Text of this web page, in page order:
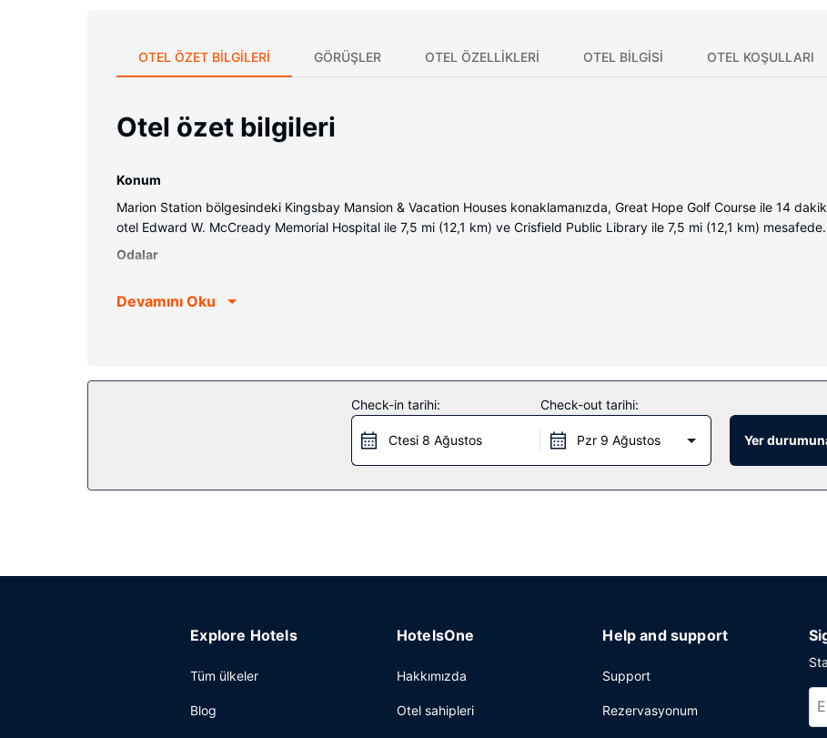
OTEL ÖZET BILGILERI GÖRÜŞLER OTEL ÖZELLIKLERI OTEL BILGISI OTEL KOŞULLARI
Otel özet bilgileri
Konum
Marion Station bölgesindeki Kingsbay Mansion & Vacation Houses konaklamanızda, Great Hope Golf Course ile 14
otel Edward W. McCready Memorial Hospital ile 7,5 mi (12,1 km) ve Crisfield Public Library ile 7,5 mi (12,1 km) mesafede.
Odalar
Otelin güzelliği
Devamını Oku
Check-in tarihi:
Ctesi 8 Ağustos
Check-out tarihi:
Pzr 9 Ağustos Yer
Explore Hotels
Tüm ülkeler
Blog
HotelsOne
Hakkımızda
Otel sahipleri
Help and support
Support
Rezervasyonum